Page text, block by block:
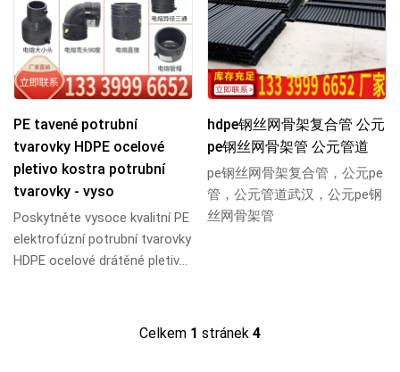
PE tavené potrubní
tvarovky HDPE ocelové
pletivo kostra potrubní
tvarovky - vyso
Poskytněte vysoce kvalitní PE
elektrofúzní potrubní tvarovky
HDPE ocelové drátěné pletivo
hdpe钢丝网骨架复合管 公元
pe钢丝网骨架管 公元管道
pe钢丝网骨架复合管，公元pe
管，公元管道武汉，公元pe钢
丝网骨架管
Celkem 1 stránek 4